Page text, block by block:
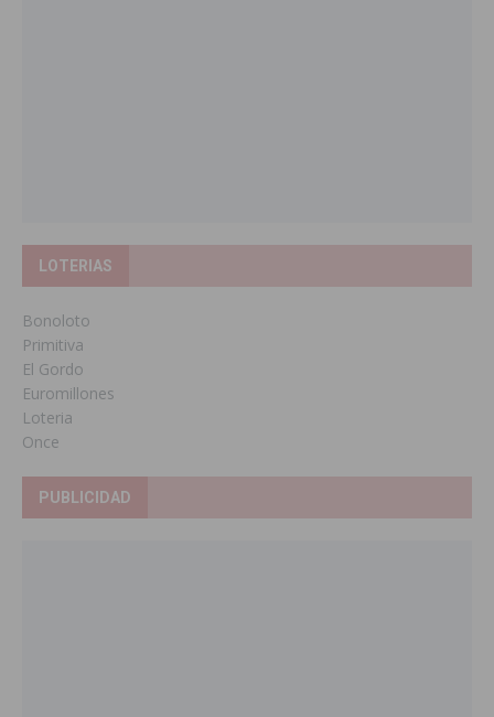
LOTERIAS
Bonoloto
Primitiva
El Gordo
Euromillones
Loteria
Once
PUBLICIDAD